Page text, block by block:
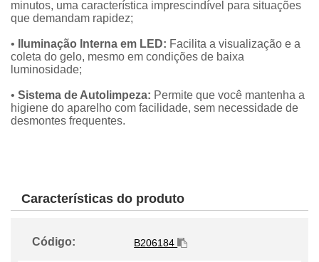
minutos, uma característica imprescindível para situações
que demandam rapidez;
• Iluminação Interna em LED: Facilita a visualização e a
coleta do gelo, mesmo em condições de baixa
luminosidade;
• Sistema de Autolimpeza: Permite que você mantenha a
higiene do aparelho com facilidade, sem necessidade de
desmontes frequentes.
Características do produto
Código: B206184